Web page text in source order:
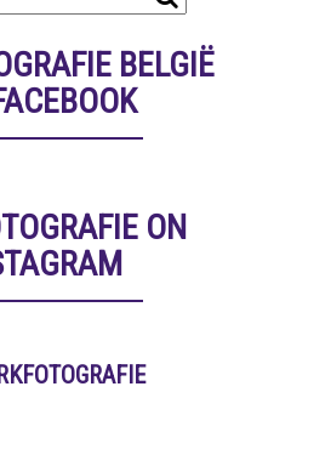
BELGIË
ON